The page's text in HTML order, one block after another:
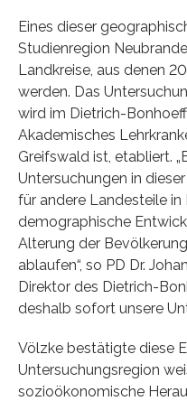
Eines dieser
Studienregion
Landkreise, aus denen
werden. Das
wird im Dietrich-
Akademisches
Greifswald ist, etabliert.
Untersuchungen in
für andere Landesteile in
demographische
Alterung der
ablaufen“, so PD Dr.
Direktor des Dietrich-
deshalb sofort unsere
Völzke bestätigte diese
Untersuchungsregion
sozioökonomische